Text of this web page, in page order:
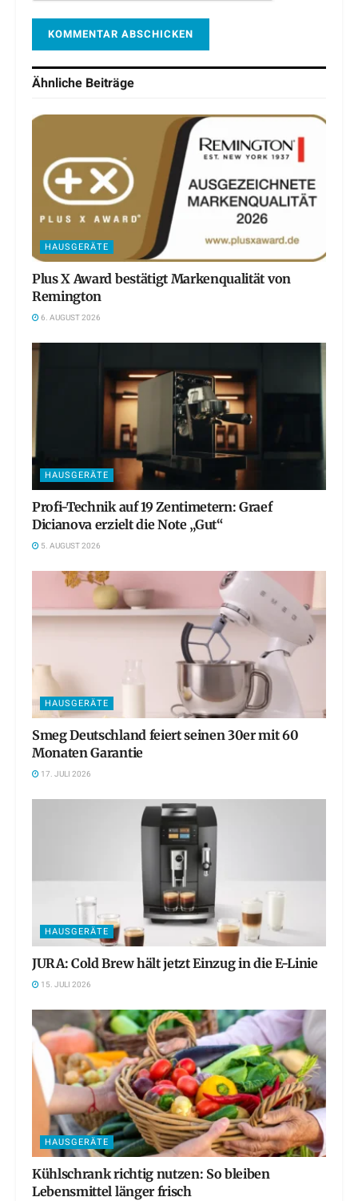
Ähnliche Beiträge
HAUSGERÄTE
Plus X Award bestätigt Markenqualität von
Remington
6. AUGUST 2026
HAUSGERÄTE
Profi-Technik auf 19 Zentimetern: Graef
Dicianova erzielt die Note „Gut“
5. AUGUST 2026
HAUSGERÄTE
Smeg Deutschland feiert seinen 30er mit 60
Monaten Garantie
17. JULI 2026
HAUSGERÄTE
JURA: Cold Brew hält jetzt Einzug in die E-Linie
15. JULI 2026
HAUSGERÄTE
Kühlschrank richtig nutzen: So bleiben
Lebensmittel länger frisch